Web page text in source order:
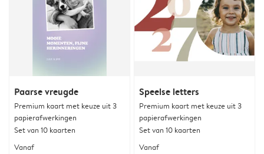
Paarse vreugde
Premium kaart met keuze uit 3
papierafwerkingen
Set van 10 kaarten
Vanaf
Speelse letters
Premium kaart met keuze uit 3
papierafwerkingen
Set van 10 kaarten
Vanaf